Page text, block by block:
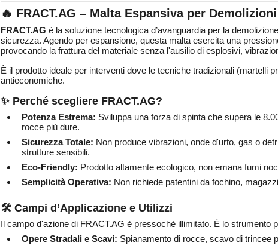
🔥 FRACT.AG – Malta Espansiva per
FRACT.AG è la soluzione tecnologica d’avanguardia per la
sicurezza. Agendo per espansione, questa malta esercita una
provocando la frattura del materiale senza l'ausilio di esplosivi,
È il prodotto ideale per interventi dove le tecniche tradizionali (martelli
antieconomiche.
✨ Perché scegliere FRACT.AG?
Potenza Estrema: Sviluppa una forza di spinta che supera le
rocce più dure.
Sicurezza Totale: Non produce vibrazioni, onde d'urto, gas o
strutture sensibili.
Eco-Friendly: Prodotto altamente ecologico, non emana fumi
Semplicità Operativa: Non richiede patentini da fochino,
🛠️ Campi d’Applicazione e Utilizzi
Il campo d'azione di FRACT.AG è pressoché illimitato. È lo strumento
Opere Stradali e Scavi: Spianamento di rocce, scavo di trincee